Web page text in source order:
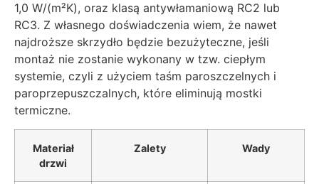
1,0 W/(m²K), oraz klasą antywłamaniową RC2 lub
RC3. Z własnego doświadczenia wiem, że nawet
najdroższe skrzydło będzie bezużyteczne, jeśli
montaż nie zostanie wykonany w tzw. ciepłym
systemie, czyli z użyciem taśm paroszczelnych i
paroprzepuszczalnych, które eliminują mostki
termiczne.
Materiał
drzwi
Zalety Wady